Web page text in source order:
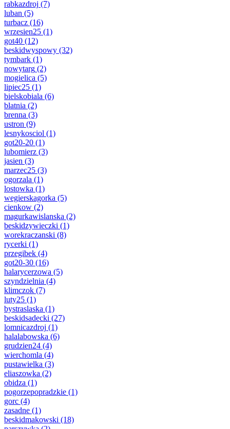
rabkazdroj (7)
luban (5)
turbacz (16)
wrzesien25 (1)
got40 (12)
beskidwyspowy (32)
tymbark (1)
nowytarg (2)
mogielica (5)
lipiec25 (1)
bielskobiala (6)
blatnia (2)
brenna (3)
ustron (9)
lesnykosciol (1)
got20-20 (1)
lubomierz (3)
jasien (3)
marzec25 (3)
ogorzala (1)
lostowka (1)
wegierskagorka (5)
cienkow (2)
magurkawislanska (2)
beskidzywieczki (1)
worekraczanski (8)
rycerki (1)
przegibek (4)
got20-30 (16)
halarycerzowa (5)
szyndzielnia (4)
klimczok (7)
luty25 (1)
bystraslaska (1)
beskidsadecki (27)
lomnicazdroj (1)
halalabowska (6)
grudzien24 (4)
wierchomla (4)
pustawielka (3)
eliaszowka (2)
obidza (1)
pogorzepopradzkie (1)
gorc (4)
zasadne (1)
beskidmakowski (18)